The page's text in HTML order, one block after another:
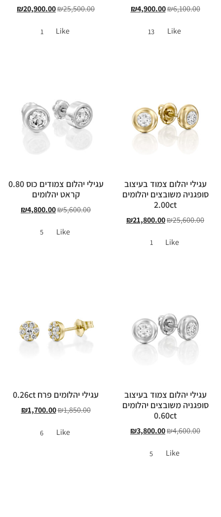
₪6,100.00
₪4,900.00
Like
13
₪25,500.00
₪20,900.00
Like
1
עגילי יהלום צמוד בעיצוב
סופגניה משובצים יהלומים
2.00ct
₪25,600.00
₪21,800.00
Like
1
עגילי יהלום צמודים כוס 0.80
קראט יהלומים
₪5,600.00
₪4,800.00
Like
5
עגילי יהלום צמוד בעיצוב
סופגניה משובצים יהלומים
0.60ct
₪4,600.00
₪3,800.00
Like
5
עגילי יהלומים פרח 0.26ct
₪1,850.00
₪1,700.00
Like
6